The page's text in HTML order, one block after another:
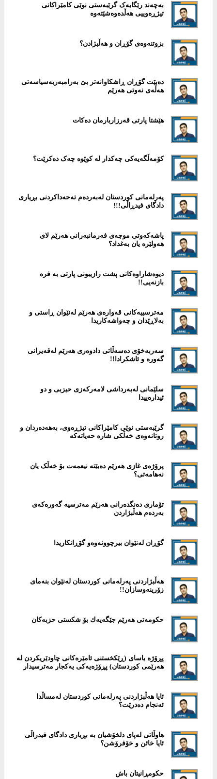
بەچەند رێگایەک گرێبەستی نوێی كامێراكانی
تیژڕەوییی هەڵدەوەشێتەوە
بزوتنەوەی گۆڕان و هەڵبژادن؟
‎دەبێت گۆڕان ڕاشكاوانەتر بێ بەرامبەربەسیاسەتی
هەڵەی نەوتی هەرێم
هێشتا پارتی قەرزاربارمان دەکات
‎کۆمەڵگەیەکى چەکدار لە کوێوە چەک دەکرێت؟
پەرلەمانی كوردستان لەبەردەم تەحەداکردنی بڕیاری
دادگای فیدڕاڵی!!!
پاشەکەوتى موچەى فەرمانبەرانى هەرێم لاى
هەولێرە یان بەغداد؟
دیوەشاراوەكانی پشت رازیبونی پارتی بە فرە
بازنەیی!!
‎مەترسییەكانی قەوارەی هەرێم لەنێوان ڕاستی و
بەلاڕێدان و چەواشەكاریدا
سەربەخۆی دەسەڵاتی دادوەری هەرێم لەقەیرانی
گەورە و ئاشكرادا!!
سلێمانی لەبەرداشی لامەركەزی حیزبی و دو
ئیدارەییدا
گرێبەستی نوێی كامێراكانی تیژڕەوی، بەهەدەردان و
روتانەوەی خەڵكی شارە حەیاتەكە
پرۆژەی غازی هەرێم دەبێتە نیعمەت بۆ خەڵک یان
نەهامەتی؟
تۆماری دەنگدەرانی هەرێم مەترسیە گەورەكەی
بەردەم هەڵبژاردن
گۆڕان لەنێوان بیرچوونەوەو گۆڕانکاریدا
هەڵبژاردنی پەرلەمانی كوردستان لەنێوان بنەمای
زۆرینەوسازان!!
حكومەتی هەرێم جێگەیەك بۆ شكستی حزبەکان
پڕۆژە یاسای (ڕێكخستنی ئامێرەكانی چاودێریكردن لە
هەرێمی كوردستان) پڕۆژەیەكی یەكجار مەترسیدار
ئایا هەڵبژاردنی پەرلەمانی كوردستان لەمساڵدا
ئەنجام دەدرێت؟
‎هاوڵاتی لەپای دلخۆشیان بە بڕیاری دادگای فیدراڵی
ئایا خائن و خۆفرۆشن؟
حكومڕانیتان باش